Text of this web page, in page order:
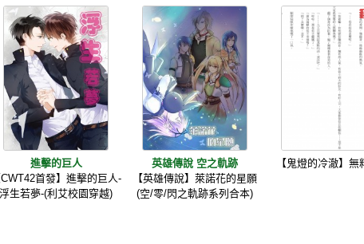
進擊的巨人
CWT42首發】進擊的巨人-
浮生若夢-(利艾校園穿越)
英雄傳說 空之軌跡
【英雄傳說】萊諾花的星願
(空/零/閃之軌跡系列合本)
【鬼燈的冷澈】無